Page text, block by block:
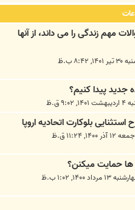
مهم زندگی را می داند، از آنها
۸:۴۲ ب.ظ
جدید پیدا کنیم؟
۹:۰۲ ق.ظ
بلوکارت اتحادیه اروپا
جمعه ۱۲ آذر ۱۴۰۰, ۱۱:۲۴ ق.ظ
ها حمایت میکنن؟
۱۳ مرداد ۱۴۰۰, ۱:۰۲ ب.ظ